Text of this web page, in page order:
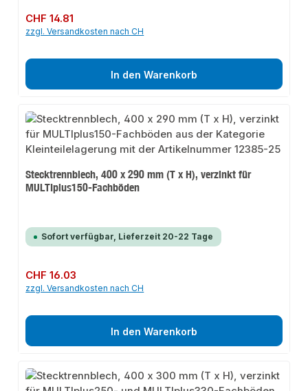
Regulärer Preis:
CHF 14.81
zzgl. Versandkosten nach CH
In den Warenkorb
Stecktrennblech, 400 x 290 mm (T x H), verzinkt für
MULTIplus150-Fachböden
Sofort verfügbar, Lieferzeit 20-22 Tage
Regulärer Preis:
CHF 16.03
zzgl. Versandkosten nach CH
In den Warenkorb